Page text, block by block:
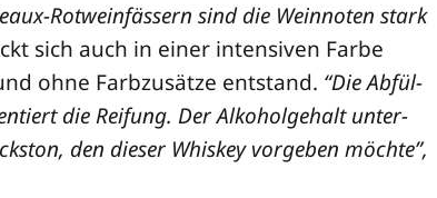
Rot­wein­fäs­sern sind die Wein­no­ten stark
sich auch in einer inten­si­ven Far­be
ohne Farb­zu­sät­ze ent­stand. “Die Abfül­
die Rei­fung. Der Alko­hol­ge­halt unter­
den die­ser Whis­key vor­ge­ben möch­te”,